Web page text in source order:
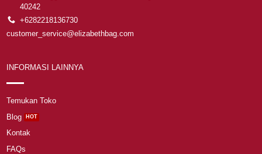
40242
+6282218136730
customer_service@elizabethbag.com
INFORMASI LAINNYA
Temukan Toko
Blog
Kontak
FAQs